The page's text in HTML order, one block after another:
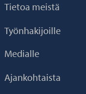
Tietoa meistä
Työnhakijoille
Medialle
Ajankohtaista